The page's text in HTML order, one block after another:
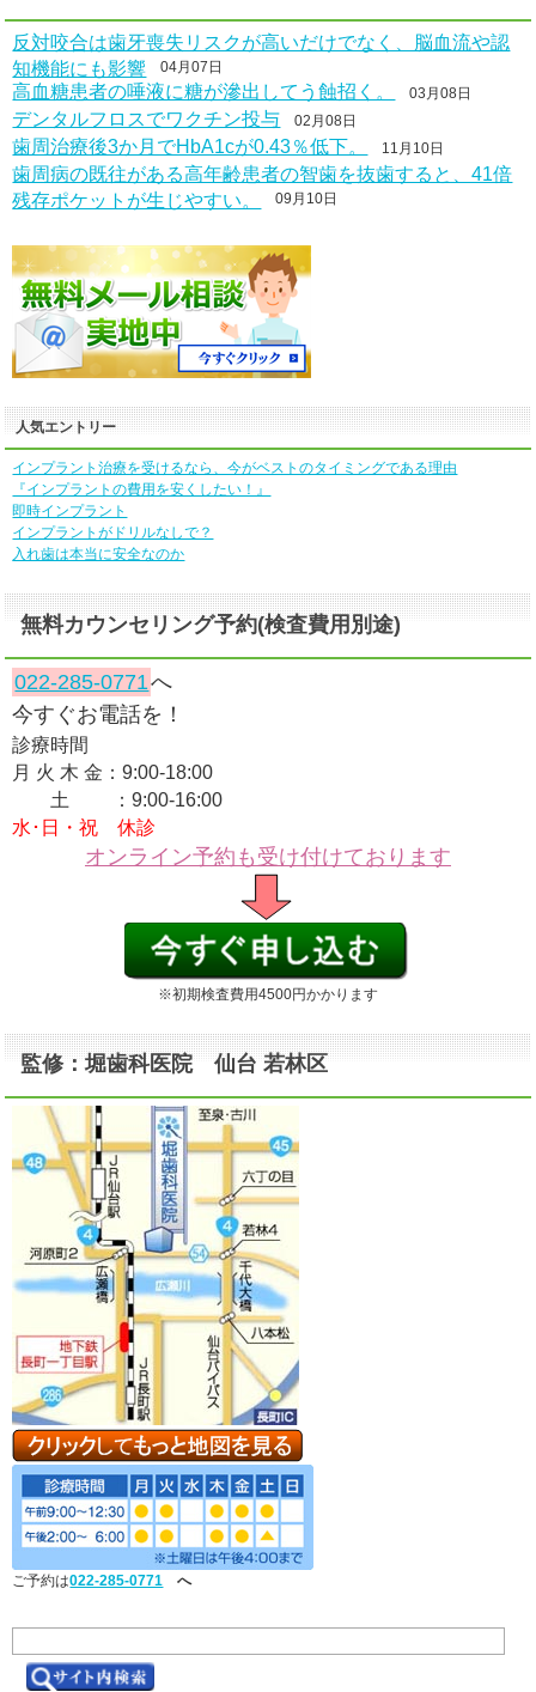
反対咬合は歯牙喪失リスクが高いだけでなく、脳血流や認
知機能にも影響 04月07日
高血糖患者の唾液に糖が滲出してう蝕招く。 03月08日
デンタルフロスでワクチン投与 02月08日
歯周治療後3か月でHbA1cが0.43％低下。 11月10日
歯周病の既往がある高年齢患者の智歯を抜歯すると、41倍
残存ポケットが生じやすい。 09月10日
人気エントリー
インプラント治療を受けるなら、今がベストのタイミングである理由
『インプラントの費用を安くしたい！』
即時インプラント
インプラントがドリルなしで？
入れ歯は本当に安全なのか
無料カウンセリング予約(検査費用別途)
022-285-0771へ
今すぐお電話を！
診療時間
月 火 木 金：9:00-18:00
土 ：9:00-16:00
水･日・祝 休診
オンライン予約も受け付けております
※初期検査費用4500円かかります
監修：堀歯科医院 仙台 若林区
ご予約は022-285-0771 へ